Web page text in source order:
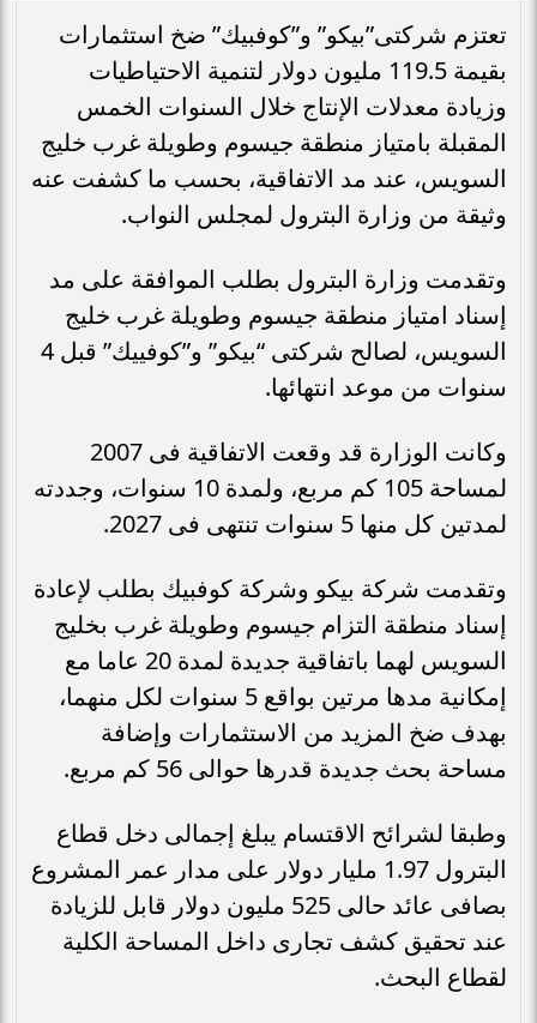
تعتزم شركتى”بيكو” و”كوفبيك” ضخ استثمارات
بقيمة 119.5 مليون دولار لتنمية الاحتياطيات
وزيادة معدلات الإنتاج خلال السنوات الخمس
المقبلة بامتياز منطقة جيسوم وطويلة غرب خليج
السويس، عند مد الاتفاقية، بحسب ما كشفت عنه
وثيقة من وزارة البترول لمجلس النواب.
وتقدمت وزارة البترول بطلب الموافقة على مد
إسناد امتياز منطقة جيسوم وطويلة غرب خليج
السويس، لصالح شركتى “بيكو” و”كوفييك” قبل 4
سنوات من موعد انتهائها.
وكانت الوزارة قد وقعت الاتفاقية فى 2007
لمساحة 105 كم مربع، ولمدة 10 سنوات، وجددته
لمدتين كل منها 5 سنوات تنتهى فى 2027.
وتقدمت شركة بيكو وشركة كوفبيك بطلب لإعادة
إسناد منطقة التزام جيسوم وطويلة غرب بخليج
السويس لهما باتفاقية جديدة لمدة 20 عاما مع
إمكانية مدها مرتين بواقع 5 سنوات لكل منهما،
بهدف ضخ المزيد من الاستثمارات وإضافة
مساحة بحث جديدة قدرها حوالى 56 كم مربع.
وطبقا لشرائح الاقتسام يبلغ إجمالى دخل قطاع
البترول 1.97 مليار دولار على مدار عمر المشروع
بصافى عائد حالى 525 مليون دولار قابل للزيادة
عند تحقيق كشف تجارى داخل المساحة الكلية
لقطاع البحث.